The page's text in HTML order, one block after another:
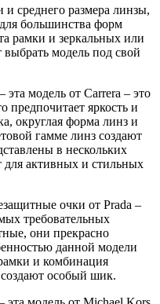
среднего размера линзы,
большинства форм
рамки и зеркальных или
выбрать модель под свой
– эта модель от Carrera – это
предпочитает яркость и
округлая форма линз и
гамме линз создают
в нескольких
для активных и стильных
очки от Prada –
требовательных
они прекрасно
данной модели
и комбинация
особый шик.